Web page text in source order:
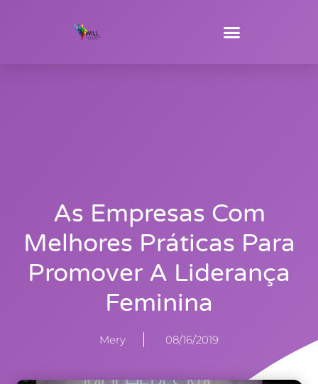
As Empresas Com
Melhores Práticas Para
Promover A Liderança
Feminina
Mery 08/16/2019